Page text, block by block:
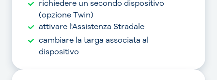
richiedere un secondo dispositivo
(opzione Twin)
attivare l'Assistenza Stradale
cambiare la targa associata al
dispositivo